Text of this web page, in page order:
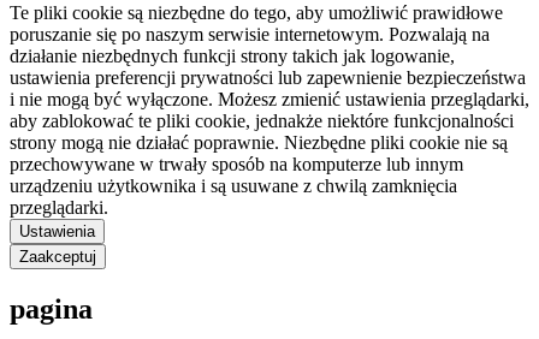
Te pliki cookie są niezbędne do tego, aby umożliwić prawidłowe
poruszanie się po naszym serwisie internetowym. Pozwalają na
działanie niezbędnych funkcji strony takich jak logowanie,
ustawienia preferencji prywatności lub zapewnienie bezpieczeństwa
i nie mogą być wyłączone. Możesz zmienić ustawienia przeglądarki,
aby zablokować te pliki cookie, jednakże niektóre funkcjonalności
strony mogą nie działać poprawnie. Niezbędne pliki cookie nie są
przechowywane w trwały sposób na komputerze lub innym
urządzeniu użytkownika i są usuwane z chwilą zamknięcia
przeglądarki.
Ustawienia
Zaakceptuj
pagina